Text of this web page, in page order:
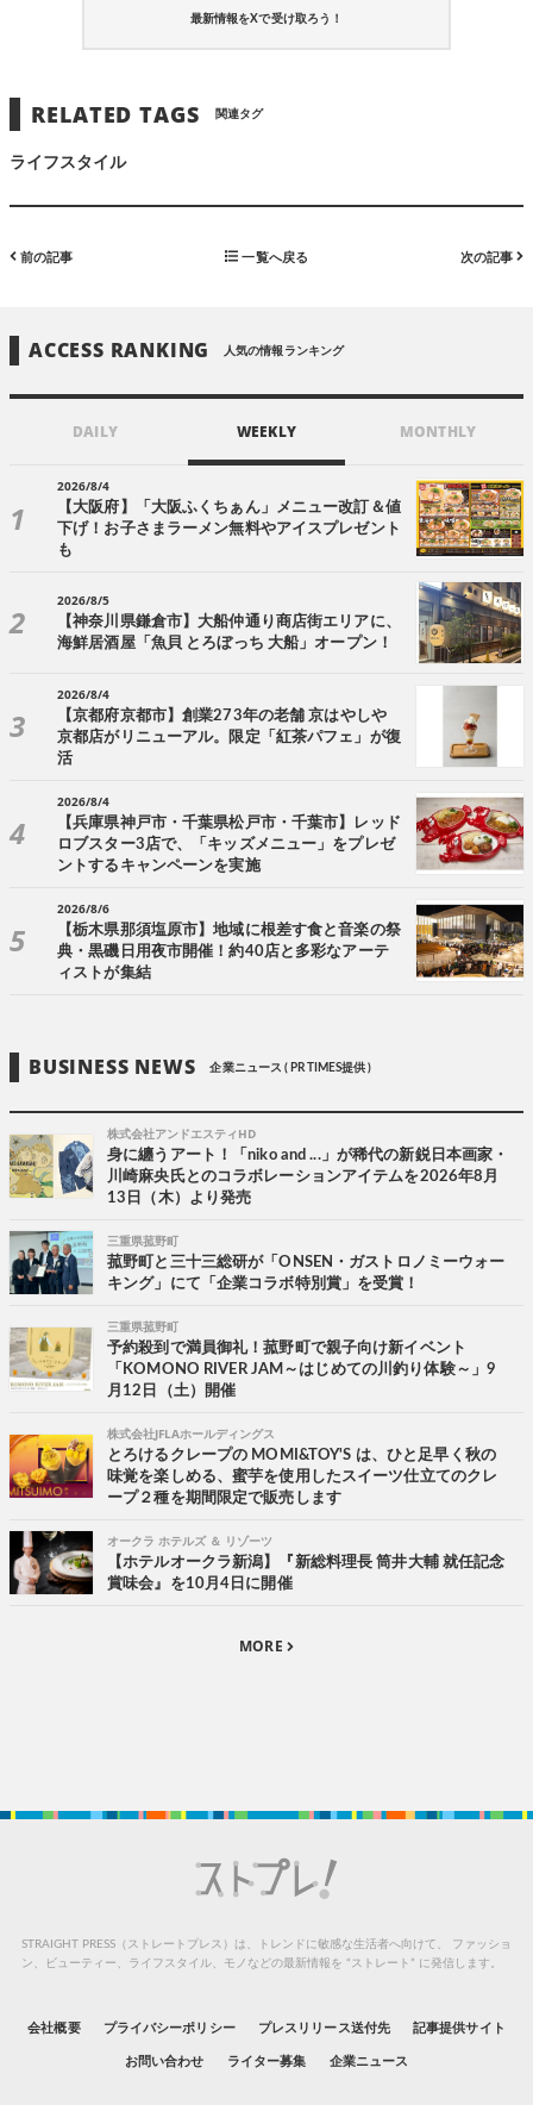
最新情報をXで受け取ろう！
RELATED TAGS 関連タグ
ライフスタイル
前の記事 一覧へ戻る 次の記事
ACCESS RANKING 人気の情報ランキング
DAILY WEEKLY MONTHLY
2026/8/4
【大阪府】「大阪ふくちぁん」メニュー改訂＆値
下げ！お子さまラーメン無料やアイスプレゼント
も
2026/8/5
【神奈川県鎌倉市】大船仲通り商店街エリアに、
海鮮居酒屋「魚貝 とろぼっち 大船」オープン！
2026/8/4
【京都府京都市】創業273年の老舗 京はやしや
京都店がリニューアル。限定「紅茶パフェ」が復
活
2026/8/4
【兵庫県神戸市・千葉県松戸市・千葉市】レッド
ロブスター3店で、「キッズメニュー」をプレゼ
ントするキャンペーンを実施
2026/8/6
【栃木県那須塩原市】地域に根差す食と音楽の祭
典・黒磯日用夜市開催！約40店と多彩なアーテ
ィストが集結
BUSINESS NEWS 企業ニュース ( PR TIMES提供 )
株式会社アンドエスティHD
身に纏うアート！「niko and ...」が稀代の新鋭日本画家・
川崎麻央氏とのコラボレーションアイテムを2026年8月
13日（木）より発売
三重県菰野町
菰野町と三十三総研が「ONSEN・ガストロノミーウォー
キング」にて「企業コラボ特別賞」を受賞！
三重県菰野町
予約殺到で満員御礼！菰野町で親子向け新イベント
「KOMONO RIVER JAM～はじめての川釣り体験～」9
月12日（土）開催
株式会社JFLAホールディングス
とろけるクレープの MOMI&TOY'S は、ひと足早く秋の
味覚を楽しめる、蜜芋を使用したスイーツ仕立てのクレ
ープ２種を期間限定で販売します
オークラ ホテルズ ＆ リゾーツ
【ホテルオークラ新潟】『新総料理長 筒井大輔 就任記念
賞味会』を10月4日に開催
MORE
STRAIGHT PRESS（ストレートプレス）は、トレンドに敏感な生活者へ向けて、
ファッショ
ン、ビューティー、ライフスタイル、モノなどの最新情報を “ストレート” に発信します。
会社概要 プライバシーポリシー プレスリリース送付先 記事提供サイト
お問い合わせ ライター募集 企業ニュース